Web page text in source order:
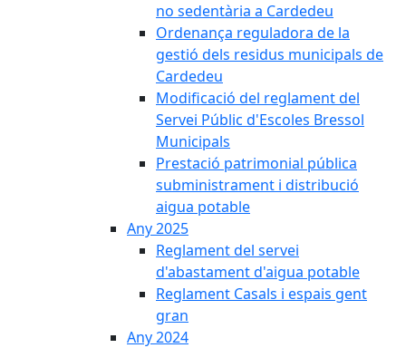
no sedentària a Cardedeu
Ordenança reguladora de la
gestió dels residus municipals de
Cardedeu
Modificació del reglament del
Servei Públic d'Escoles Bressol
Municipals
Prestació patrimonial pública
subministrament i distribució
aigua potable
Any 2025
Reglament del servei
d'abastament d'aigua potable
Reglament Casals i espais gent
gran
Any 2024